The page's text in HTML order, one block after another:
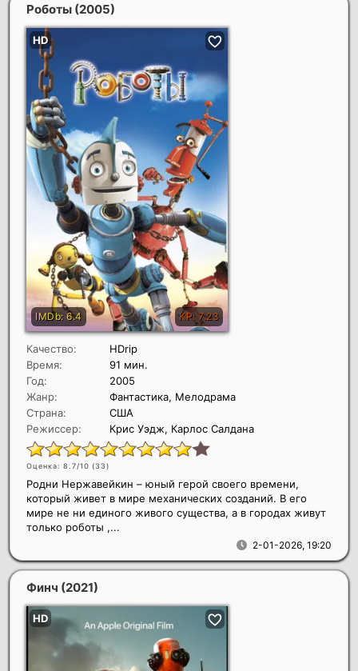
Роботы (2005)
Качество:
HDrip
Время:
91 мин.
Год:
2005
Жанр:
Фантастика, Мелодрама
Страна:
США
Режиссер:
Крис Уэдж, Карлос Салдана
Оценка: 8.7/10 (33)
2-01-2026, 19:20
Родни Нержавейкин – юный герой своего времени,
который живет в мире механических созданий. В его
мире не ни единого живого существа, а в городах живут
только роботы ,...
Финч (2021)